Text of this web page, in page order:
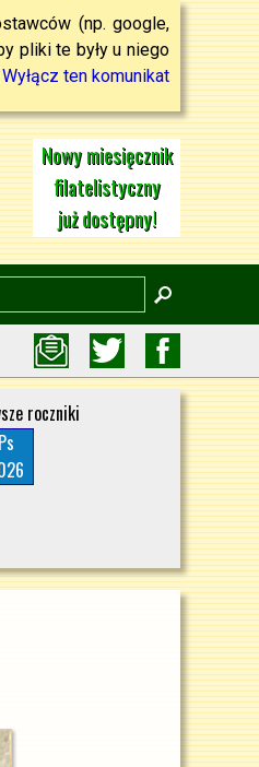
(np. google,
pliki te były u niego
Wyłącz ten komunikat
Nowy miesięcznik
filatelistyczny
już dostępny!
roczniki
Ps